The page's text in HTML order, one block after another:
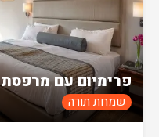
פרימיום עם מרפסת
שמחת תורה